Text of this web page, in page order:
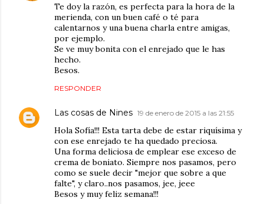
Te doy la razón, es perfecta para la hora de la
merienda, con un buen café o té para
calentarnos y una buena charla entre amigas,
por ejemplo.
Se ve muy bonita con el enrejado que le has
hecho.
Besos.
RESPONDER
Las cosas de Nines 19 de enero de 2015 a las 21:55
Hola Sofía!!! Esta tarta debe de estar riquísima y
con ese enrejado te ha quedado preciosa.
Una forma deliciosa de emplear ese exceso de
crema de boniato. Siempre nos pasamos, pero
como se suele decir "mejor que sobre a que
falte", y claro..nos pasamos, jee, jeee
Besos y muy feliz semana!!!